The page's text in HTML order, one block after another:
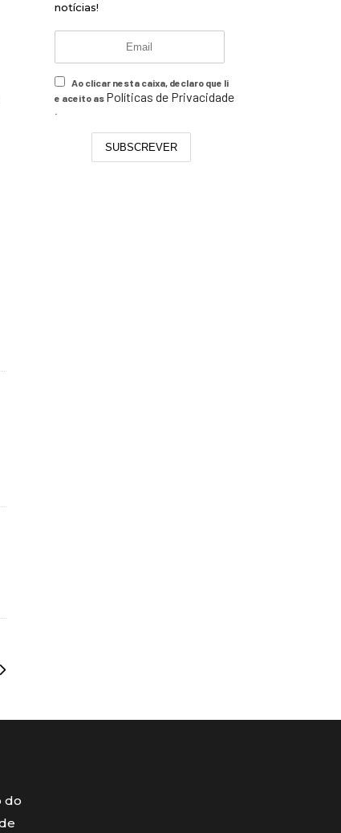
notícias!
Ao clicar nesta caixa, declaro que li
e aceito as Políticas de Privacidade
.
SUBSCREVER
do